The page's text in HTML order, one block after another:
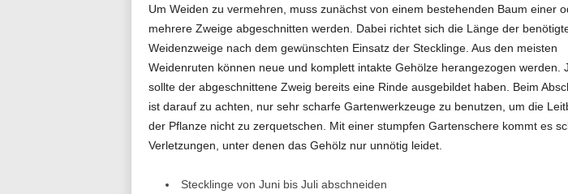
o
.
Um Weiden zu vermehren, muss zunächst von einem bestehenden Baum einer
mehrere Zweige abgeschnitten werden. Dabei richtet sich die Länge der
Weidenzweige nach dem gewünschten Einsatz der Stecklinge. Aus den meisten
Weidenruten können neue und komplett intakte Gehölze herangezogen werden.
sollte der abgeschnittene Zweig bereits eine Rinde ausgebildet haben. Beim
ist darauf zu achten, nur sehr scharfe Gartenwerkzeuge zu benutzen, um die
der Pflanze nicht zu zerquetschen. Mit einer stumpfen Gartenschere kommt es
Verletzungen, unter denen das Gehölz nur unnötig leidet.
Stecklinge von Juni bis Juli abschneiden